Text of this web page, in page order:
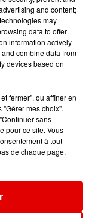
3h13
3h13
and content;
may
data to offer
information actively
combine data from
devices based on
fermer", ou affiner en
mes choix".
sans
pour ce site. Vous
à tout
de chaque page.